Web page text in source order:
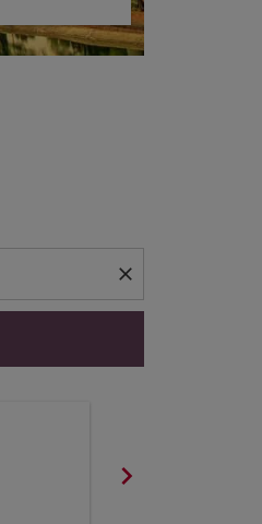
close
chevron_right